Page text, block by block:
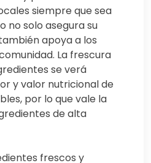
siempre que sea
no solo asegura su
apoya a los
La frescura
se verá
y valor nutricional de
por lo que vale la
de alta
frescos y